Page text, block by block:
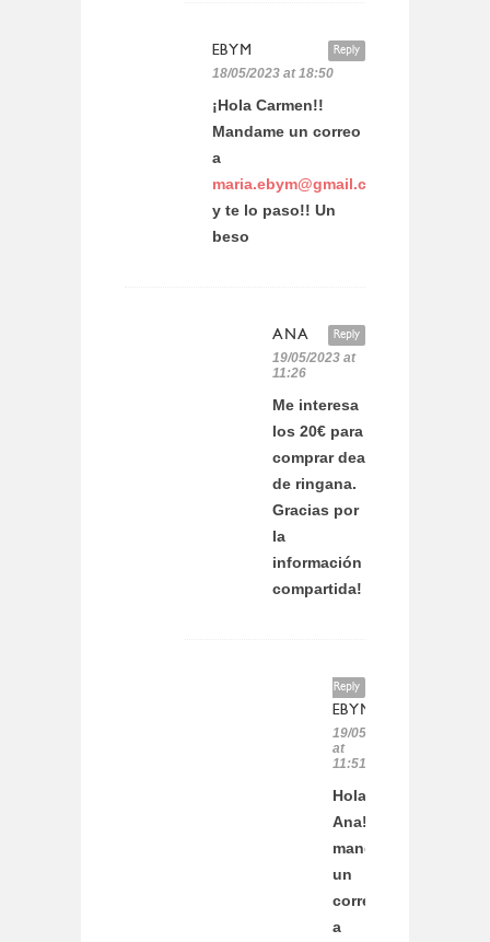
Reply
EBYM
18/05/2023 at 18:50
¡Hola Carmen!!
Mandame un correo
a
maria.ebym@gmail.com
y te lo paso!! Un
beso
Reply
ANA
19/05/2023 at
11:26
Me interesa
los 20€ para
comprar dea
de ringana.
Gracias por
la
información
compartida!
Reply
EBYM
19/05/2023
at
11:51
Hola
Ana!
mandame
un
correo
a